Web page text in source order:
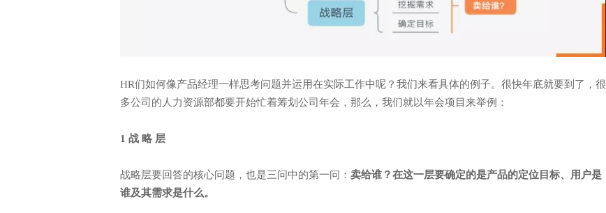
HR们如何像产品经理一样思考问题并运用在实际工作中呢？我们来看具体的例子。很快年底就要到了，很
多公司的人力资源部都要开始忙着筹划公司年会，那么，我们就以年会项目来举例：
1 战 略 层
战略层要回答的核心问题，也是三问中的第一问： 卖给谁？在这一层要确定的是产品的定位目标、用户是
谁及其需求是什么。